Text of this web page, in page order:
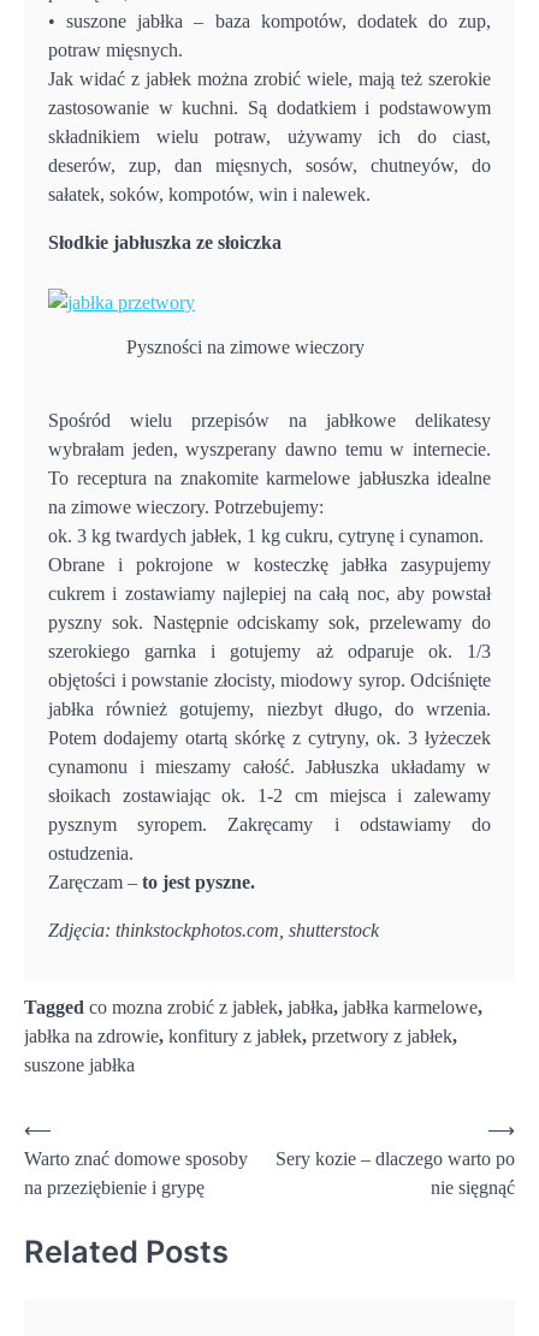
• suszone jabłka – baza kompotów, dodatek do zup,
potraw mięsnych.
Jak widać z jabłek można zrobić wiele, mają też szerokie
zastosowanie w kuchni. Są dodatkiem i podstawowym
składnikiem wielu potraw, używamy ich do ciast,
deserów, zup, dan mięsnych, sosów, chutneyów, do
sałatek, soków, kompotów, win i nalewek.
Słodkie jabłuszka ze słoiczka
Pyszności na zimowe wieczory
Spośród wielu przepisów na jabłkowe delikatesy
wybrałam jeden, wyszperany dawno temu w internecie.
To receptura na znakomite karmelowe jabłuszka idealne
na zimowe wieczory. Potrzebujemy:
ok. 3 kg twardych jabłek, 1 kg cukru, cytrynę i cynamon.
Obrane i pokrojone w kosteczkę jabłka zasypujemy
cukrem i zostawiamy najlepiej na całą noc, aby powstał
pyszny sok. Następnie odciskamy sok, przelewamy do
szerokiego garnka i gotujemy aż odparuje ok. 1/3
objętości i powstanie złocisty, miodowy syrop. Odciśnięte
jabłka również gotujemy, niezbyt długo, do wrzenia.
Potem dodajemy otartą skórkę z cytryny, ok. 3 łyżeczek
cynamonu i mieszamy całość. Jabłuszka układamy w
słoikach zostawiając ok. 1-2 cm miejsca i zalewamy
pysznym syropem. Zakręcamy i odstawiamy do
ostudzenia.
Zaręczam – to jest pyszne.
Zdjęcia: thinkstockphotos.com, shutterstock
Tagged co mozna zrobić z jabłek, jabłka, jabłka karmelowe,
jabłka na zdrowie, konfitury z jabłek, przetwory z jabłek,
suszone jabłka
Nawigacja
wpisu
⟵
Warto znać domowe sposoby
na przeziębienie i grypę
Sery kozie – dlaczego warto po
nie sięgnąć
⟶
Related Posts